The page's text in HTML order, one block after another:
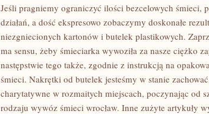
W
STANIE
Jeśli pragniemy ograniczyć ilości bezcelowych
działań, a dość ekspresowo zobaczymy doskonałe
niezgniecionych kartonów i butelek plastikowych.
ma sensu, żeby śmieciarka wywoziła za nasze ciężko
następstwie tego także, zgodnie z instrukcją na
śmieci. Nakrętki od butelek jesteśmy w stanie
charytatywne w rozmaitych miejscach, poczynając od
rodzaju wywóz śmieci wrocław. Inne zużyte artykuły